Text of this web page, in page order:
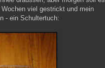
viel gestrickt und mein
- ein Schultertuch: